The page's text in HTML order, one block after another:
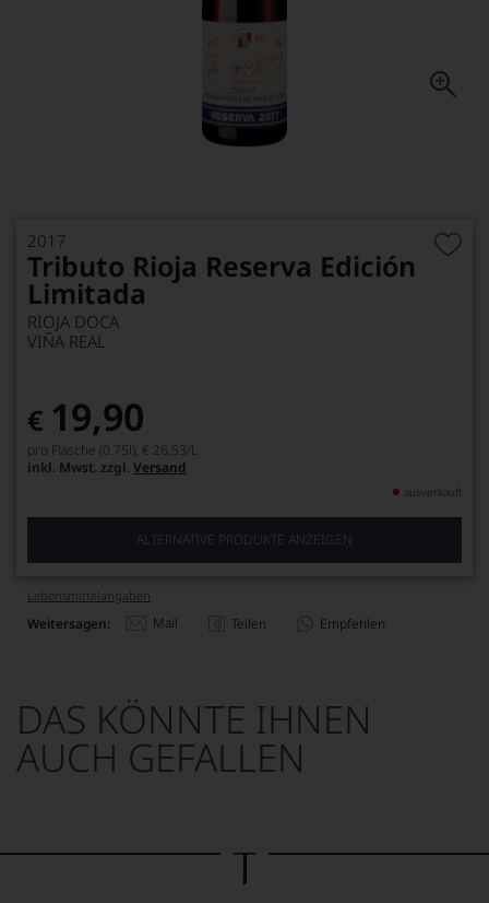
2017
Tributo Rioja Reserva Edición
Limitada
RIOJA DOCA
VIÑA REAL
€ 19,90
pro Flasche (0.75l), € 26,53/L
inkl. Mwst. zzgl. Versand
ausverkauft
ALTERNATIVE PRODUKTE ANZEIGEN
Lebensmittel­angaben
Weitersagen: Mail Teilen Empfehlen
DAS KÖNNTE IHNEN
AUCH GEFALLEN